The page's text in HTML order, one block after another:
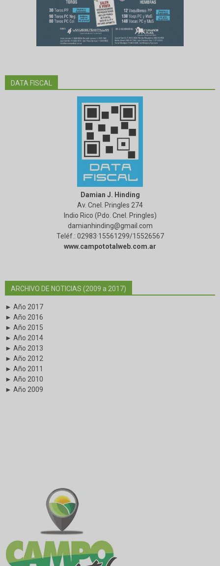
DATA FISCAL
Damian J. Hinding
Av. Cnel. Pringles 274
Indio Rico (Pdo. Cnel. Pringles)
damianhinding@gmail.com
Teléf.: 02983·15561299/15526567
www.campototalweb.com.ar
ARCHIVO DE NOTICIAS (2009 a 2017)
► Año 2017
► Año 2016
► Año 2015
► Año 2014
► Año 2013
► Año 2012
► Año 2011
► Año 2010
► Año 2009